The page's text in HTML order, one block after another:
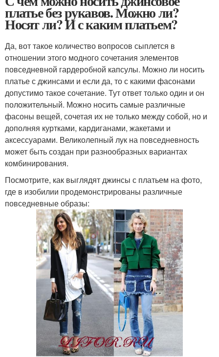
платье без рукавов. Можно ли?
Носят ли? И с каким платьем?
Да, вот такое количество вопросов сыплется в
отношении этого модного сочетания элементов
повседневной гардеробной капсулы. Можно ли носить
платье с джинсами и если да, то с какими фасонами
допустимо такое сочетание. Тут ответ только один и он
положительный. Можно носить самые различные
фасоны вещей, сочетая их не только между собой, но и
дополняя куртками, кардиганами, жакетами и
аксессуарами. Великолепный лук на повседневность
может быть создан при разнообразных вариантах
комбинирования.
Посмотрите, как выглядят джинсы с платьем на фото,
где в изобилии продемонстрированы различные
повседневные образы: